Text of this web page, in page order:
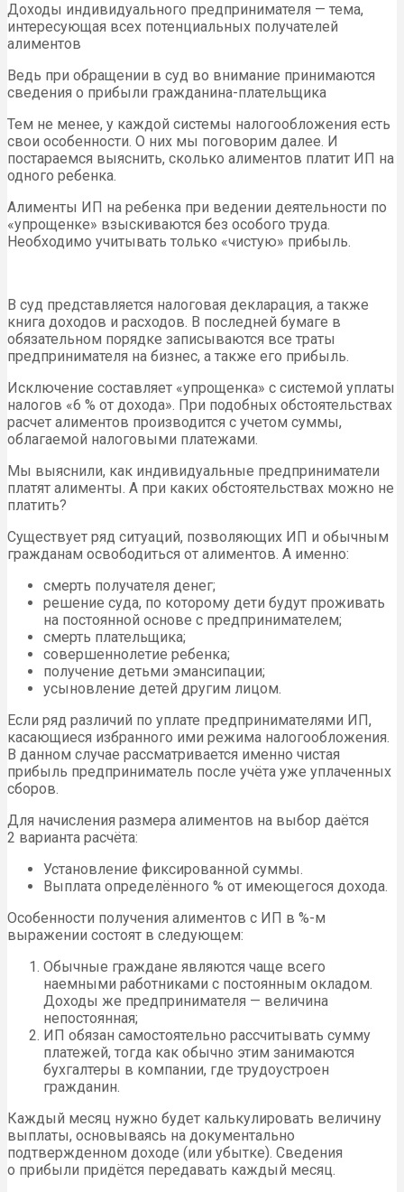
Доходы индивидуального предпринимателя — тема,
интересующая всех потенциальных получателей
алиментов
Ведь при обращении в суд во внимание принимаются
сведения о прибыли гражданина-плательщика
Тем не менее, у каждой системы налогообложения есть
свои особенности. О них мы поговорим далее. И
постараемся выяснить, сколько алиментов платит ИП на
одного ребенка.
Алименты ИП на ребенка при ведении деятельности по
«упрощенке» взыскиваются без особого труда.
Необходимо учитывать только «чистую» прибыль.
В суд представляется налоговая декларация, а также
книга доходов и расходов. В последней бумаге в
обязательном порядке записываются все траты
предпринимателя на бизнес, а также его прибыль.
Исключение составляет «упрощенка» с системой уплаты
налогов «6 % от дохода». При подобных обстоятельствах
расчет алиментов производится с учетом суммы,
облагаемой налоговыми платежами.
Мы выяснили, как индивидуальные предприниматели
платят алименты. А при каких обстоятельствах можно не
платить?
Существует ряд ситуаций, позволяющих ИП и обычным
гражданам освободиться от алиментов. А именно:
смерть получателя денег;
решение суда, по которому дети будут проживать
на постоянной основе с предпринимателем;
смерть плательщика;
совершеннолетие ребенка;
получение детьми эмансипации;
усыновление детей другим лицом.
Если ряд различий по уплате предпринимателями ИП,
касающиеся избранного ими режима налогообложения.
В данном случае рассматривается именно чистая
прибыль предприниматель после учёта уже уплаченных
сборов.
Для начисления размера алиментов на выбор даётся
2 варианта расчёта:
Установление фиксированной суммы.
Выплата определённого % от имеющегося дохода.
Особенности получения алиментов с ИП в %-м
выражении состоят в следующем:
Обычные граждане являются чаще всего
наемными работниками с постоянным окладом.
Доходы же предпринимателя — величина
непостоянная;
ИП обязан самостоятельно рассчитывать сумму
платежей, тогда как обычно этим занимаются
бухгалтеры в компании, где трудоустроен
гражданин.
Каждый месяц нужно будет калькулировать величину
выплаты, основываясь на документально
подтвержденном доходе (или убытке). Сведения
о прибыли придётся передавать каждый месяц.